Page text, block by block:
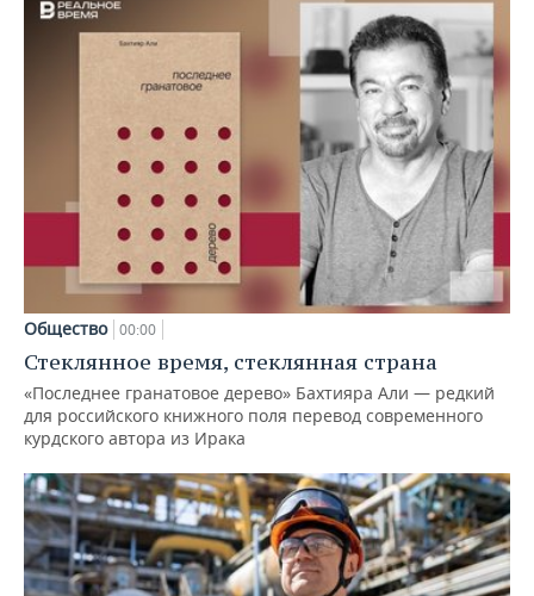
Общество 00:00
Стеклянное время, стеклянная страна
«Последнее гранатовое дерево» Бахтияра Али — редкий
для российского книжного поля перевод современного
курдского автора из Ирака